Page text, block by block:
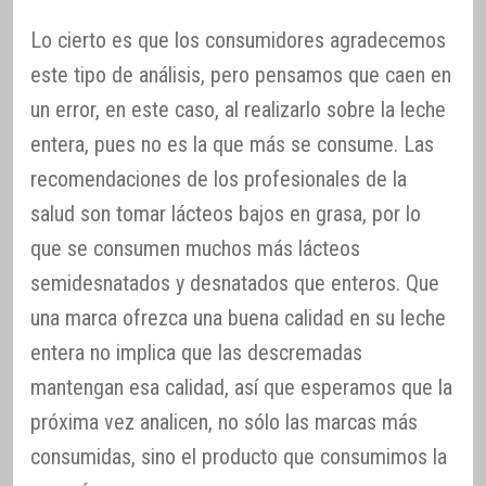
Lo cierto es que los consumidores agradecemos
este tipo de análisis, pero pensamos que caen en
un error, en este caso, al realizarlo sobre la leche
entera, pues no es la que más se consume. Las
recomendaciones de los profesionales de la
salud son tomar lácteos bajos en grasa, por lo
que se consumen muchos más lácteos
semidesnatados y desnatados que enteros. Que
una marca ofrezca una buena calidad en su leche
entera no implica que las descremadas
mantengan esa calidad, así que esperamos que la
próxima vez analicen, no sólo las marcas más
consumidas, sino el producto que consumimos la